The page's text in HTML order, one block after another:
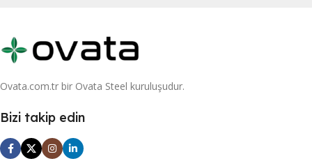
Ovata.com.tr bir Ovata Steel kuruluşudur.
Bizi takip edin